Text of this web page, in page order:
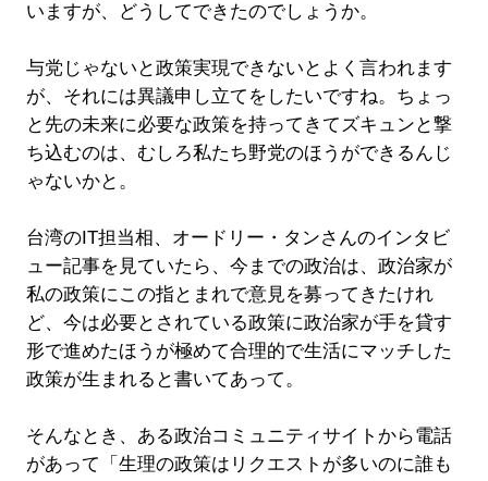
いますが、どうしてできたのでしょうか。
与党じゃないと政策実現できないとよく言われます
が、それには異議申し立てをしたいですね。ちょっ
と先の未来に必要な政策を持ってきてズキュンと撃
ち込むのは、むしろ私たち野党のほうができるんじ
ゃないかと。
台湾のIT担当相、オードリー・タンさんのインタビ
ュー記事を見ていたら、今までの政治は、政治家が
私の政策にこの指とまれで意見を募ってきたけれ
ど、今は必要とされている政策に政治家が手を貸す
形で進めたほうが極めて合理的で生活にマッチした
政策が生まれると書いてあって。
そんなとき、ある政治コミュニティサイトから電話
があって「生理の政策はリクエストが多いのに誰も